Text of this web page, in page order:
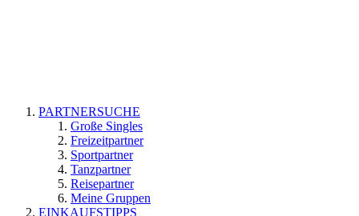
PARTNERSUCHE
Große Singles
Freizeitpartner
Sportpartner
Tanzpartner
Reisepartner
Meine Gruppen
EINKAUFSTIPPS